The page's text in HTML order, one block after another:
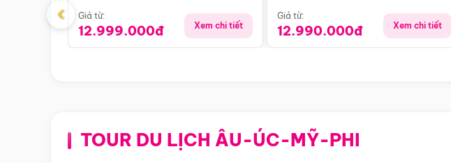
Giá từ:
12.999.000đ Xem chi tiết
Giá từ:
12.990.000đ Xem chi tiết
‹
TOUR DU LỊCH ÂU-ÚC-MỸ-PHI
Điểm nổi bật